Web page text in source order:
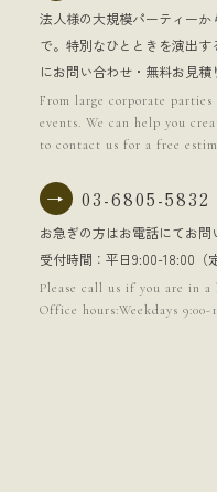
法人様の大規模パーティー
で。特別なひとときを演出
にお問い合わせ・無料お見積
From large corporate
events. We can help you
to contact us for a free
→ 03-6805-5832
お急ぎの方はお電話にてお問
受付時間：平日9:00-18:00（
Please call us if you are in a
Office hours:Weekdays 9:00-